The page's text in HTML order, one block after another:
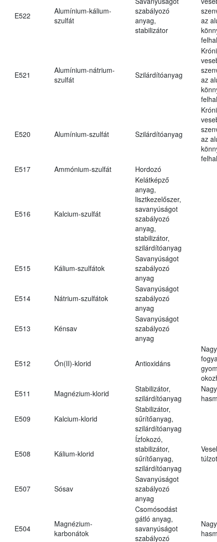
E522
Alumínium-kálium-
szulfát
szabályozó
anyag,
stabilizátor
az
E521
Alumínium-nátrium-
szulfát
Szilárdítóanyag
az
E520 Alumínium-szulfát Szilárdítóanyag
az
E517
Ammónium-szulfát Hordozó
E516 Kalcium-szulfát
Kelátképző
anyag,
lisztkezelőszer,
savanyúságot
szabályozó
anyag,
stabilizátor,
szilárdítóanyag
E515 Kálium-szulfátok
Savanyúságot
szabályozó
anyag
E514 Nátrium-szulfátok
Savanyúságot
szabályozó
anyag
E513 Kénsav
Savanyúságot
szabályozó
anyag
E512 Ón(II)-klorid Antioxidáns
E511
Magnézium-klorid
Stabilizátor,
szilárdítóanyag
E509 Kalcium-klorid
Stabilizátor,
sűrítőanyag,
szilárdítóanyag
E508 Kálium-klorid
Ízfokozó,
stabilizátor,
sűrítőanyag,
szilárdítóanyag
E507 Sósav
Savanyúságot
szabályozó
anyag
E504
Magnézium-
karbonátok
Csomósodást
gátló anyag,
savanyúságot
szabályozó